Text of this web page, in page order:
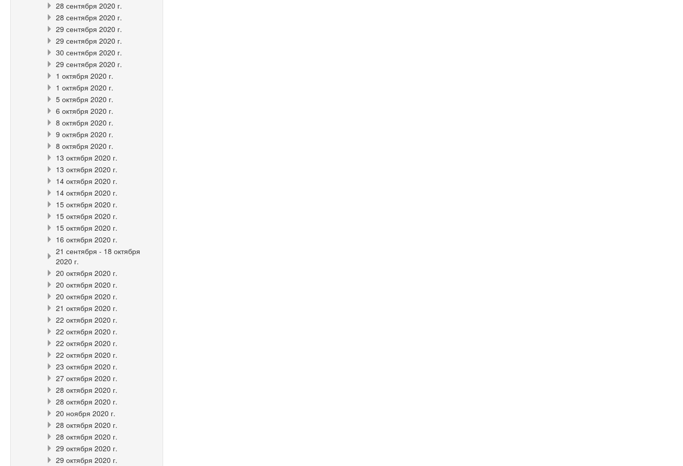
28 сентября 2020 г.
28 сентября 2020 г.
29 сентября 2020 г.
29 сентября 2020 г.
30 сентября 2020 г.
29 сентября 2020 г.
1 октября 2020 г.
1 октября 2020 г.
5 октября 2020 г.
6 октября 2020 г.
8 октября 2020 г.
9 октября 2020 г.
8 октября 2020 г.
13 октября 2020 г.
13 октября 2020 г.
14 октября 2020 г.
14 октября 2020 г.
15 октября 2020 г.
15 октября 2020 г.
15 октября 2020 г.
16 октября 2020 г.
21 сентября - 18 октября
2020 г.
20 октября 2020 г.
20 октября 2020 г.
20 октября 2020 г.
21 октября 2020 г.
22 октября 2020 г.
22 октября 2020 г.
22 октября 2020 г.
22 октября 2020 г.
23 октября 2020 г.
27 октября 2020 г.
28 октября 2020 г.
28 октября 2020 г.
20 ноября 2020 г.
28 октября 2020 г.
28 октября 2020 г.
29 октября 2020 г.
29 октября 2020 г.